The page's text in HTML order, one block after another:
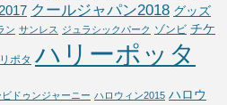
クールジャパン2018 グッズ
ン サンレス ジュラシックパーク ゾンビ チケ
ポタ ハリーポッタ
ドゥンジャーニー ハロウィン2015 ハロウ